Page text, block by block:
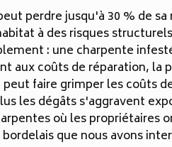
perdre jusqu'à 30 % de
à des risques
: une charpente
aux coûts de réparation, la
faire grimper les coûts
les dégâts s'aggravent
où les propriétaires
que nous avons